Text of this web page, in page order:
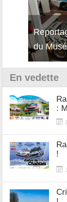
du
En vedette
:
!